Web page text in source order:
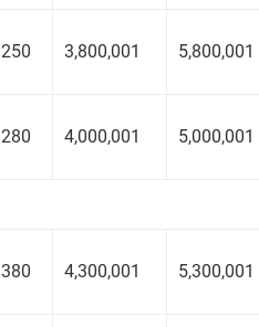
250 3,800,001 5,800,001
280 4,000,001 5,000,001
380 4,300,001 5,300,001